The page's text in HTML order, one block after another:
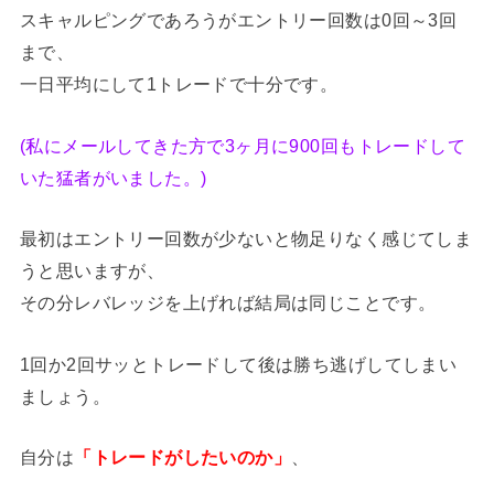
スキャルピングであろうがエントリー回数は0回～3回
まで、
一日平均にして1トレードで十分です。
(私にメールしてきた方で3ヶ月に900回もトレードして
いた猛者がいました。)
最初はエントリー回数が少ないと物足りなく感じてしま
うと思いますが、
その分レバレッジを上げれば結局は同じことです。
1回か2回サッとトレードして後は勝ち逃げしてしまい
ましょう。
自分は 「トレードがしたいのか」